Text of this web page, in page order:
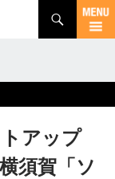
トアップ
須賀「ソ